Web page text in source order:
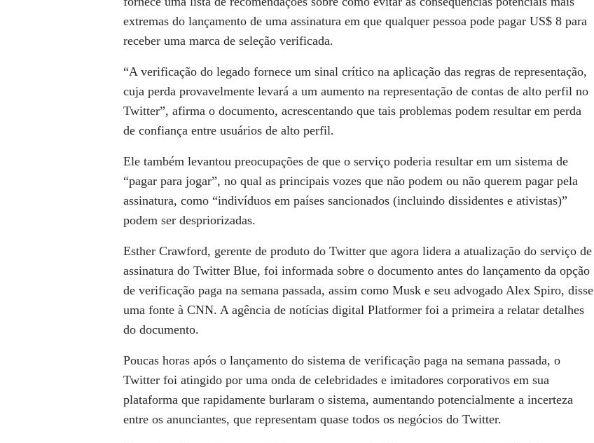
extremas do lançamento de uma assinatura em que qualquer pessoa pode pagar US$ 8 para
receber uma marca de seleção verificada.
“A verificação do legado fornece um sinal crítico na aplicação das regras de representação,
cuja perda provavelmente levará a um aumento na representação de contas de alto perfil no
Twitter”, afirma o documento, acrescentando que tais problemas podem resultar em perda
de confiança entre usuários de alto perfil.
Ele também levantou preocupações de que o serviço poderia resultar em um sistema de
“pagar para jogar”, no qual as principais vozes que não podem ou não querem pagar pela
assinatura, como “indivíduos em países sancionados (incluindo dissidentes e ativistas)”
podem ser despriorizadas.
Esther Crawford, gerente de produto do Twitter que agora lidera a atualização do serviço de
assinatura do Twitter Blue, foi informada sobre o documento antes do lançamento da opção
de verificação paga na semana passada, assim como Musk e seu advogado Alex Spiro, disse
uma fonte à CNN. A agência de notícias digital Platformer foi a primeira a relatar detalhes
do documento.
Poucas horas após o lançamento do sistema de verificação paga na semana passada, o
Twitter foi atingido por uma onda de celebridades e imitadores corporativos em sua
plataforma que rapidamente burlaram o sistema, aumentando potencialmente a incerteza
entre os anunciantes, que representam quase todos os negócios do Twitter.